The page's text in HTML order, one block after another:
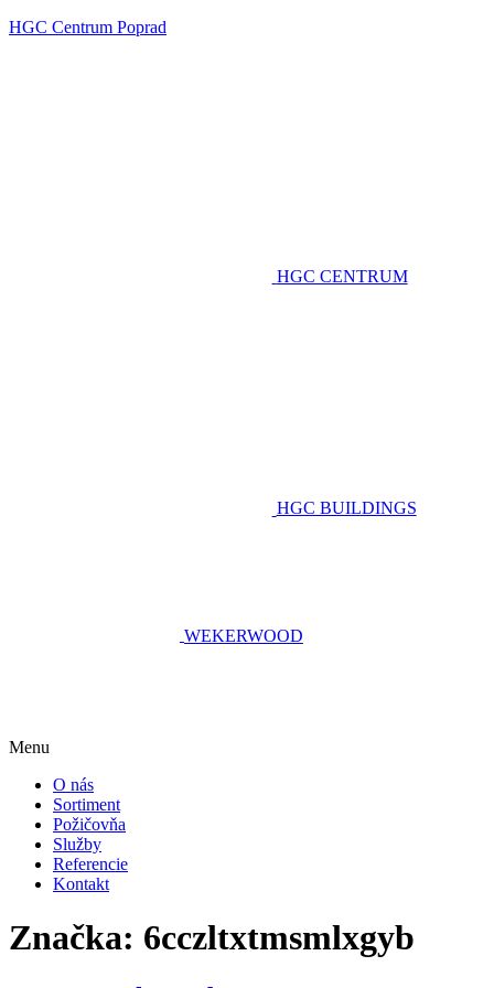
HGC Centrum Poprad
HGC CENTRUM
HGC BUILDINGS
WEKERWOOD
Menu
O nás
Sortiment
Požičovňa
Služby
Referencie
Kontakt
Značka: 6cczltxtmsmlxgyb